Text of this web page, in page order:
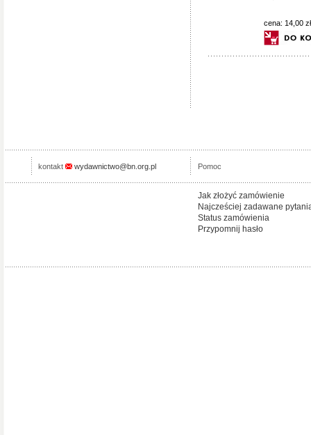
cena: 14,00 zł
kontakt wydawnictwo@bn.org.pl Pomoc
Jak złożyć zamówienie
Najcześciej zadawane
Status zamówienia
Przypomnij hasło